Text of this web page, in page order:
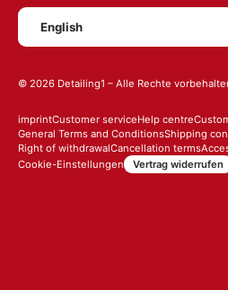
Language
English
© 2026 Detailing1 – Alle Rechte
imprintCustomer serviceHelp centre
General Terms and ConditionsShipping
Right of withdrawalCancellation terms
Cookie-Einstellungen
Vertrag widerrufen